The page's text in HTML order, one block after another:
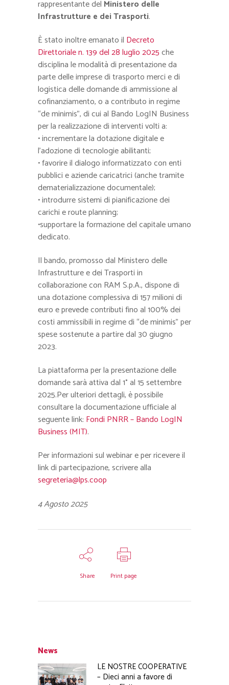
rappresentante del Ministero delle
Infrastrutture e dei Trasporti.
È stato inoltre emanato il Decreto
Direttoriale n. 139 del 28 luglio 2025che
disciplina le modalità di presentazione da
parte delle imprese di trasporto merci e di
logistica delle domande di ammissione al
cofinanziamento, o a contributo in regime
“de minimis”, di cui al Bando LogIN Business
per la realizzazione di interventi volti a:
• incrementare la dotazione digitale e
l’adozione di tecnologie abilitanti;
• favorire il dialogo informatizzato con enti
pubblici e aziende caricatrici (anche tramite
dematerializzazione documentale);
• introdurre sistemi di pianificazione dei
carichi e route planning;
•supportare la formazione del capitale umano
dedicato.
Il bando, promosso dal Ministero delle
Infrastrutture e dei Trasporti in
collaborazione con RAM S.p.A., dispone di
una dotazione complessiva di 157 milioni di
euro e prevede contributi fino al 100% dei
costi ammissibili in regime di “de minimis” per
spese sostenute a partire dal 30 giugno
2023.
La piattaforma per la presentazione delle
domande sarà attiva dal 1° al 15 settembre
2025.Per ulteriori dettagli, è possibile
consultare la documentazione ufficiale al
seguente link: Fondi PNRR – Bando LogIN
Business (MIT).
Per informazioni sul webinar e per ricevere il
link di partecipazione, scrivere alla
segreteria@lps.coop
4 Agosto 2025
Share Print page
News
LE NOSTRE COOPERATIVE
– Dieci anni a favore di